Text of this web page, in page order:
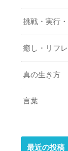
挑戦・実行
癒し・リフ
真の生き方
言葉
最近の投稿